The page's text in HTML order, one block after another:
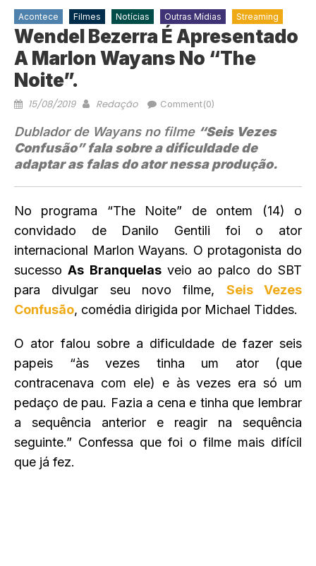
Acontece Filmes Notícias Outras Mídias Streaming
Wendel Bezerra É Apresentado
A Marlon Wayans No “The
Noite”.
15/08/2019 Redação Comment(0)
Dublador de Wayans no filme “Seis Vezes
Confusão” fala sobre a dificuldade de
adaptar as falas do ator nessa produção.
No programa “The Noite” de ontem (14) o
convidado de Danilo Gentili foi o ator
internacional Marlon Wayans. O protagonista do
sucessoAs Branquelasveio ao palco do SBT
para divulgar seu novo filme, Seis Vezes
Confusão, comédia dirigida por Michael Tiddes.
O ator falou sobre a dificuldade de fazer seis
papeis “às vezes tinha um ator (que
contracenava com ele) e às vezes era só um
pedaço de pau. Fazia a cena e tinha que lembrar
a sequência anterior e reagir na sequência
seguinte.” Confessa que foi o filme mais difícil
que já fez.